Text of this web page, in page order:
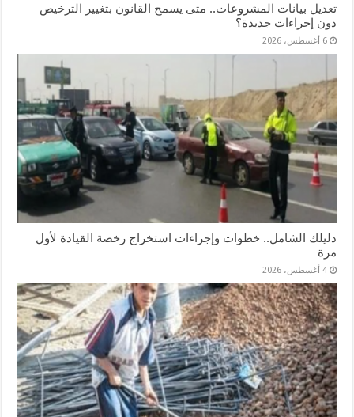
تعديل بيانات المشروعات.. متى يسمح القانون بتغيير الترخيص
دون إجراءات جديدة؟
6 أغسطس، 2026
دليلك الشامل.. خطوات وإجراءات استخراج رخصة القيادة لأول
مرة
4 أغسطس، 2026